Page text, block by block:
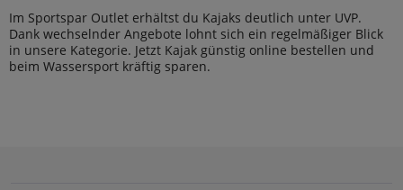
Im Sportspar Outlet erhältst du Kajaks deutlich unter UVP.
Dank wechselnder Angebote lohnt sich ein regelmäßiger Blick
in unsere Kategorie. Jetzt Kajak günstig online bestellen und
beim Wassersport kräftig sparen.